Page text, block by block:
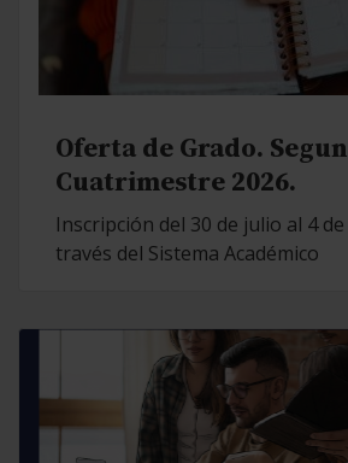
Oferta de Grado.
Cuatrimestre 2026.
Inscripción del 30 de julio al 4
través del Sistema Académico